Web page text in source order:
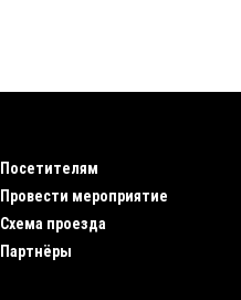
Посетителям
Провести мероприятие
Схема проезда
Партнёры